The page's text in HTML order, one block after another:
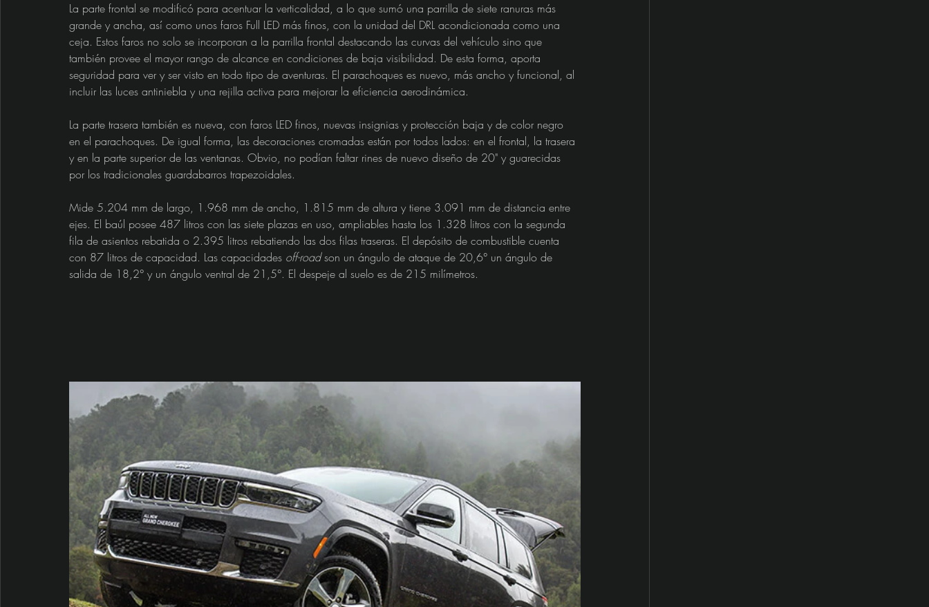
La parte frontal se modificó para acentuar la verticalidad, a lo que sumó una parrilla de siete ranuras más
grande y ancha, así como unos faros Full LED más finos, con la unidad del DRL acondicionada como una
ceja. Estos faros no solo se incorporan a la parrilla frontal destacando las curvas del vehículo sino que
también provee el mayor rango de alcance en condiciones de baja visibilidad. De esta forma, aporta
seguridad para ver y ser visto en todo tipo de aventuras. El parachoques es nuevo, más ancho y funcional, al
incluir las luces antiniebla y una rejilla activa para mejorar la eficiencia aerodinámica.
La parte trasera también es nueva, con faros LED finos, nuevas insignias y protección baja y de color negro
en el parachoques. De igual forma, las decoraciones cromadas están por todos lados: en el frontal, la trasera
y en la parte superior de las ventanas. Obvio, no podían faltar rines de nuevo diseño de 20" y guarecidas
por los tradicionales guardabarros trapezoidales.
Mide 5.204 mm de largo, 1.968 mm de ancho, 1.815 mm de altura y tiene 3.091 mm de distancia entre
ejes. El baúl posee 487 litros con las siete plazas en uso, ampliables hasta los 1.328 litros con la segunda
fila de asientos rebatida o 2.395 litros rebatiendo las dos filas traseras. El depósito de combustible cuenta
con 87 litros de capacidad. Las capacidades off-road son un ángulo de ataque de 20,6° un ángulo de
salida de 18,2° y un ángulo ventral de 21,5°. El despeje al suelo es de 215 milímetros.